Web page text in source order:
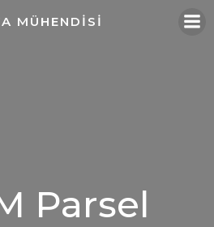
MÜHENDISI
Parsel